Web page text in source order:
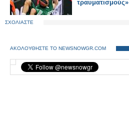
τραυματισμούς»
ΣΧΟΛΙΑΣΤΕ
ΑΚΟΛΟΥΘΗΣΤΕ ΤΟ NEWSNOWGR.COM